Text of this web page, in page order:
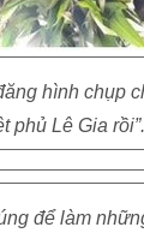
hình chụp
phủ Lê Gia rồi”.
để làm